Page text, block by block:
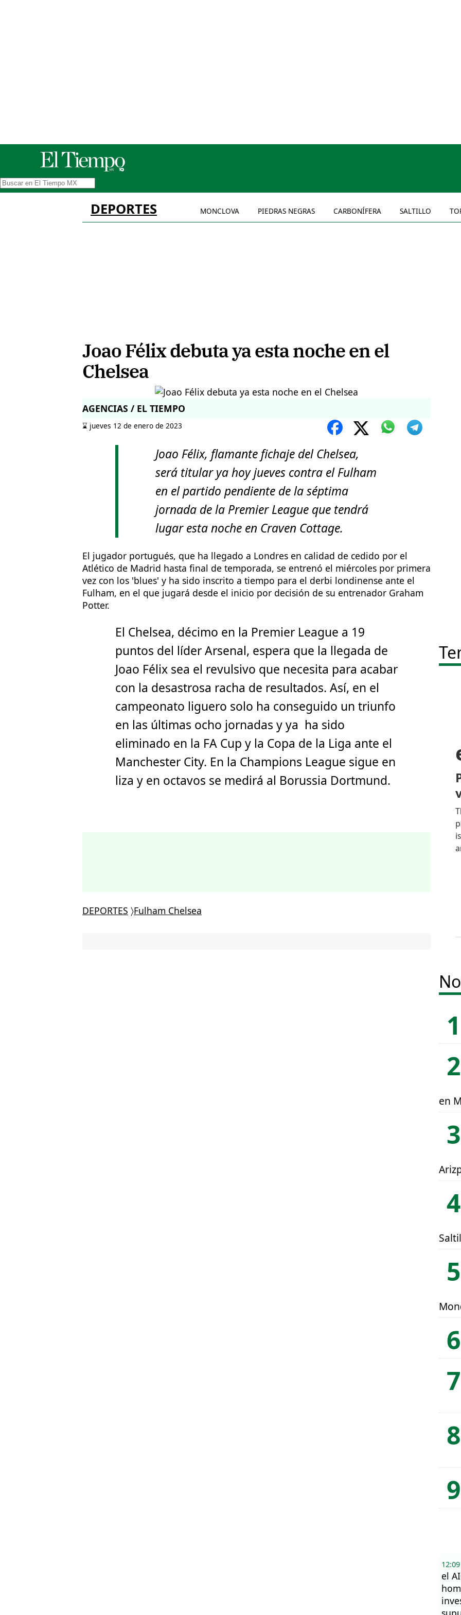
DEPORTES MONCLOVA PIEDRAS NEGRAS CARBONÍFERA SALTILLO
Joao Félix debuta ya esta noche en el
Chelsea
AGENCIAS / EL TIEMPO
⌛️ jueves 12 de enero de 2023
Joao Félix, flamante fichaje del Chelsea,
será titular ya hoy jueves contra el Fulham
en el partido pendiente de la séptima
jornada de la Premier League que tendrá
lugar esta noche en Craven Cottage.
El jugador portugués, que ha llegado a Londres en calidad de cedido por el
Atlético de Madrid hasta final de temporada, se entrenó el miércoles por primera
vez con los 'blues' y ha sido inscrito a tiempo para el derbi londinense ante el
Fulham, en el que jugará desde el inicio por decisión de su entrenador Graham
Potter.
El Chelsea, décimo en la Premier League a 19
puntos del líder Arsenal, espera que la llegada de
Joao Félix sea el revulsivo que necesita para acabar
con la desastrosa racha de resultados. Así, en el
campeonato liguero solo ha conseguido un triunfo
en las últimas ocho jornadas y ya ha sido
eliminado en la FA Cup y la Copa de la Liga ante el
Manchester City. En la Champions League sigue en
liza y en octavos se medirá al Borussia Dortmund.
DEPORTES 〉Fulham Chelsea
en
12:09
el